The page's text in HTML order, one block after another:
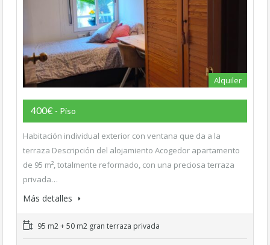
Alquiler
400€ - Piso
Habitación individual exterior con ventana que da a la
terraza Descripción del alojamiento Acogedor apartamento
de 95 m², totalmente reformado, con una preciosa terraza
privada…
Más detalles
95 m2 + 50 m2 gran terraza privada